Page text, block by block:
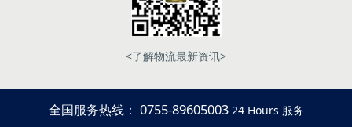
<了解物流最新资讯>
全国服务热线： 0755-89605003 24 Hours 服务